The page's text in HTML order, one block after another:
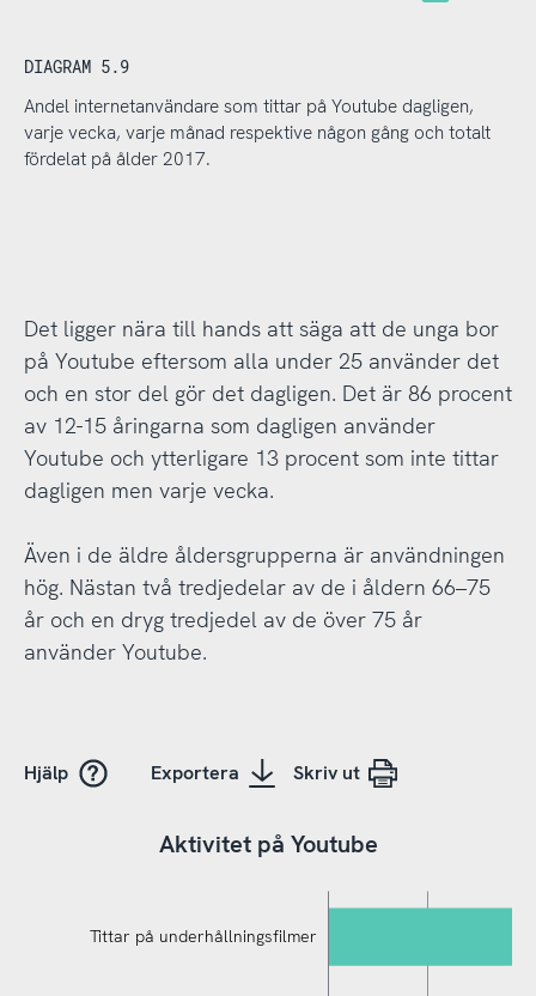
DIAGRAM 5.9
Andel internetanvändare som tittar på Youtube dagligen,
varje vecka, varje månad respektive någon gång och totalt
fördelat på ålder 2017.
Det ligger nära till hands att säga att de unga bor
på Youtube eftersom alla under 25 använder det
och en stor del gör det dagligen. Det är 86 procent
av 12-15 åringarna som dagligen använder
Youtube och ytterligare 13 procent som inte tittar
dagligen men varje vecka.
Även i de äldre åldersgrupperna är användningen
hög. Nästan två tredjedelar av de i åldern 66–75
år och en dryg tredjedel av de över 75 år
använder Youtube.
Hjälp Exportera Skriv ut
Aktivitet på Youtube
Tittar på underhållningsfilmer